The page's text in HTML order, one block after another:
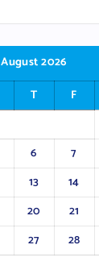
August 2026
T F
6 7
13 14
20 21
27 28